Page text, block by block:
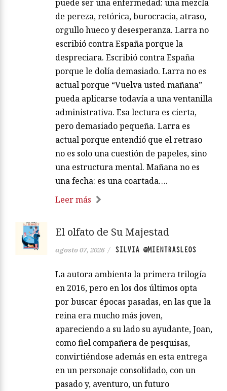
puede ser una enfermedad: una mezcla
de pereza, retórica, burocracia, atraso,
orgullo hueco y desesperanza. Larra no
escribió contra España porque la
despreciara. Escribió contra España
porque le dolía demasiado. Larra no es
actual porque “Vuelva usted mañana”
pueda aplicarse todavía a una ventanilla
administrativa. Esa lectura es cierta,
pero demasiado pequeña. Larra es
actual porque entendió que el retraso
no es solo una cuestión de papeles, sino
una estructura mental. Mañana no es
una fecha: es una coartada….
Leer más
El olfato de Su Majestad
agosto 07, 2026 / SILVIA @MIENTRASLEOS
La autora ambienta la primera trilogía
en 2016, pero en los dos últimos opta
por buscar épocas pasadas, en las que la
reina era mucho más joven,
apareciendo a su lado su ayudante, Joan,
como fiel compañera de pesquisas,
convirtiéndose además en esta entrega
en un personaje consolidado, con un
pasado y, aventuro, un futuro